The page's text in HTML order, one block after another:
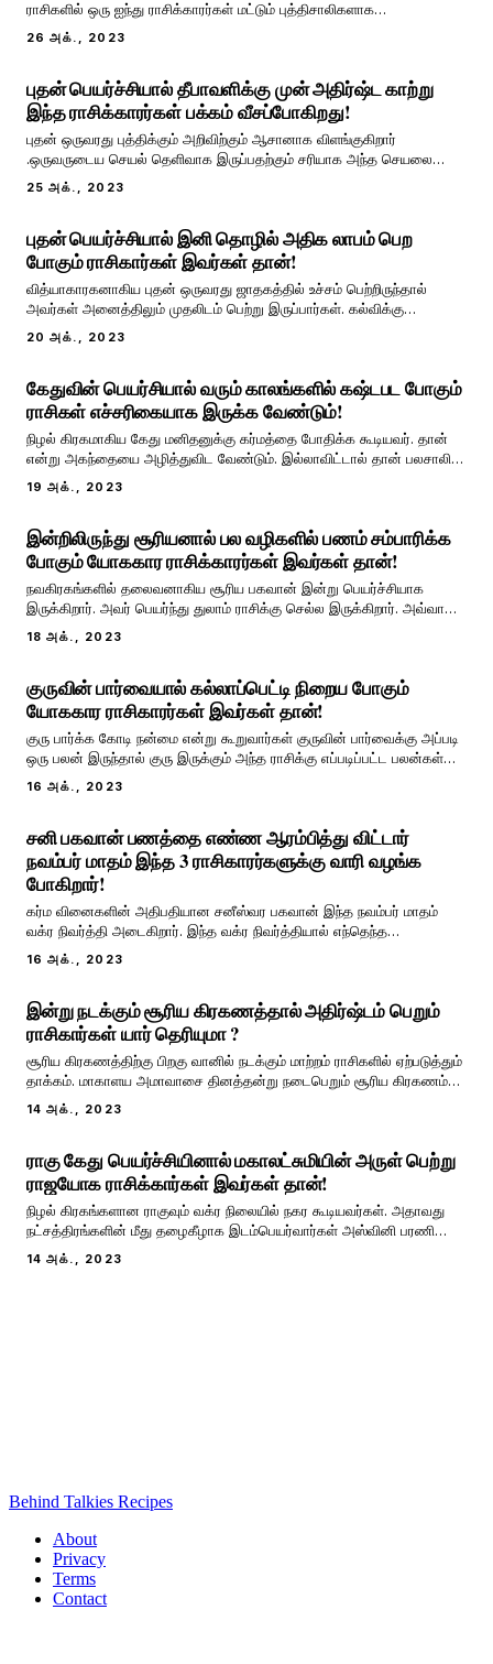
ராசிகளில் ஒரு ஐந்து ராசிக்காரர்கள் மட்டும் புத்திசாலிகளாக
இருப்பார்களாம். அப்படி எந்த ஐந்து ராசிகளுக்கு புத்திசாலித்தனம் அதிகம்
இருக்கும் என்பதை காண இருக்கிறோம். புத்திசாலித்தனம் என்பது
26 அக்., 2023
புதன் பெயர்ச்சியால் தீபாவளிக்கு முன் அதிர்ஷ்ட காற்று
இந்த ராசிக்காரர்கள் பக்கம் வீசப்போகிறது!
புதன் ஒருவரது புத்திக்கும் அறிவிற்கும் ஆசானாக விளங்குகிறார்
.ஒருவருடைய செயல் தெளிவாக இருப்பதற்கும் சரியாக அந்த செயலை
செய்வதற்கும் காரணமாக இருப்பவர் புதன் ஆவார். ஒருவருக்கு ஜாதகத்தில்
புதன் உச்சம் பெற்றிருந்தால் அவர் ஞானியாகவும் அறிவாளியாகவும்
25 அக்., 2023
புதன் பெயர்ச்சியால் இனி தொழில் அதிக லாபம் பெற
போகும் ராசிகார்கள் இவர்கள் தான்!
வித்யாகாரகனாகிய புதன் ஒருவரது ஜாதகத்தில் உச்சம் பெற்றிருந்தால்
அவர்கள் அனைத்திலும் முதலிடம் பெற்று இருப்பார்கள். கல்விக்கு
சொந்தக்காரரான இவர் ஒருவர் புத்திசாலியாக இருப்பதற்கும் உதவுகிறார்.
அனைவருக்கும் புத்திக்கூர்மையும் அறிவாற்றலையும் கொடுக்கக்கூடிய
20 அக்., 2023
கேதுவின் பெயர்சியால் வரும் காலங்களில் கஷ்டபட போகும்
ராசிகள் எச்சரிகையாக இருக்க வேண்டும்!
நிழல் கிரகமாகிய கேது மனிதனுக்கு கர்மத்தை போதிக்க கூடியவர். தான்
என்று அகந்தையை அழித்துவிட வேண்டும். இல்லாவிட்டால் தான் பலசாலி
,தான் புத்திசாலி தன்னால் எதையும் செய்ய இயலும் என்ற கர்வம்
ஒருவருக்கு இருந்தால் அது கேது கூரிய குணமாகும். ஞான காரகனாகிய
19 அக்., 2023
இன்றிலிருந்து சூரியனால் பல வழிகளில் பணம் சம்பாரிக்க
போகும் யோககார ராசிக்காரர்கள் இவர்கள் தான்!
நவகிரகங்களில் தலைவனாகிய சூரிய பகவான் இன்று பெயர்ச்சியாக
இருக்கிறார். அவர் பெயர்ந்து துலாம் ராசிக்கு செல்ல இருக்கிறார். அவ்வாறு
சூரிய பகவான் பெயர்ச்சியாகும் பொழுது ராசிகளில் பல தாக்கங்கள் ஏற்படும்
அப்படி எந்த ராசிக்காரர்களுக்கு எந்த மாதிரியான தாக்கங்கள் ஏற்படப்
18 அக்., 2023
குருவின் பார்வையால் கல்லாப்பெட்டி நிறைய போகும்
யோககார ராசிகாரர்கள் இவர்கள் தான்!
குரு பார்க்க கோடி நன்மை என்று கூறுவார்கள் குருவின் பார்வைக்கு அப்படி
ஒரு பலன் இருந்தால் குரு இருக்கும் அந்த ராசிக்கு எப்படிப்பட்ட பலன்கள்
எல்லாம் கிடைக்கும். குரு யாருடன் சேர்ந்து இருக்கிறார் என்பதை பொறுத்து
அவருடைய பலன்களில் மாறுபாடுகள் ஏற்படும். குருவின் இடப்பெயர்ச்சி
16 அக்., 2023
சனி பகவான் பணத்தை எண்ண ஆரம்பித்து விட்டார்
நவம்பர் மாதம் இந்த 3 ராசிகாரர்களுக்கு வாரி வழங்க
போகிறார்!
கர்ம வினைகளின் அதிபதியான சனீஸ்வர பகவான் இந்த நவம்பர் மாதம்
வக்ர நிவர்த்தி அடைகிறார். இந்த வக்ர நிவர்த்தியால் எந்தெந்த
ராசிக்காரர்கள் பண மழையில் நனைய போகிறார் என்பதைப் பற்றிய விரிவான
விளக்கத்தை இங்கு பார்க்கலாம். சனீஸ்வரர் ஒரு ராசியில் இருந்த மற்ற
16 அக்., 2023
இன்று நடக்கும் சூரிய கிரகணத்தால் அதிர்ஷ்டம் பெறும்
ராசிகார்கள் யார் தெரியுமா ?
சூரிய கிரகணத்திற்கு பிறகு வானில் நடக்கும் மாற்றம் ராசிகளில் ஏற்படுத்தும்
தாக்கம். மாகாளய அமாவாசை தினத்தன்று நடைபெறும் சூரிய கிரகணம்
இந்த ஆண்டின் இறுதி சூரியகிரகணம். வருடத்தில் மூன்றிலிருந்து நான்கு
சூரிய கிரகணங்கள் வரை நடைபெறும். அப்படி இந்த ஆண்டின் கடைசி
14 அக்., 2023
ராகு கேது பெயர்ச்சியினால் மகாலட்சுமியின் அருள் பெற்று
ராஜயோக ராசிக்கார்கள் இவர்கள் தான்!
நிழல் கிரகங்களான ராகுவும் வக்ர நிலையில் நகர கூடியவர்கள். அதாவது
நட்சத்திரங்களின் மீது தழைகீழாக இடம்பெயர்வார்கள் அஸ்வினி பரணி
கார்த்திகை என்று மற்ற கிரகங்கள் இடம் பெயர்ந்தால் ராகுவும் கேதுவும்
கார்த்திகை ரோகிணி அஸ்வினி என்று பின் நோக்கி இடம் பெயர்வார்கள்.
14 அக்., 2023
Behind Talkies Recipes
About
Privacy
Terms
Contact